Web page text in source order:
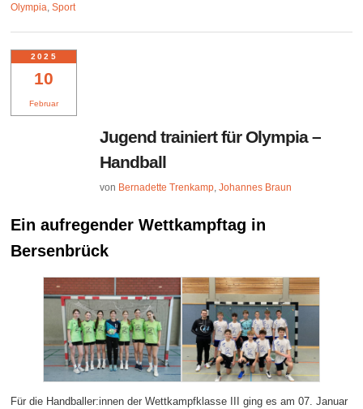
Olympia ,Sport
10
Februar
2025
Jugend trainiert für Olympia –
Handball
von Bernadette Trenkamp ,Johannes Braun
Ein aufregender Wettkampftag in
Bersenbrück
Für die Handballer:innen der Wettkampfklasse III ging es am 07. Januar